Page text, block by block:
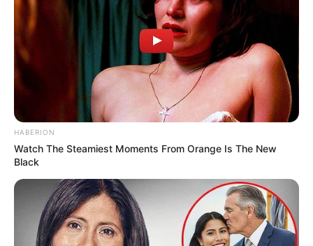
HABERION
Watch The Steamiest Moments From Orange Is The New
Black